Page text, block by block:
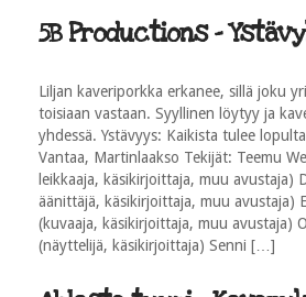
5B Productions -
Liljan kaveriporkka erkanee, sillä joku
toisiaan vastaan. Syyllinen löytyy ja
yhdessä. Ystävyys: Kaikista tulee
Vantaa, Martinlaakso Tekijät: Teemu
leikkaaja, käsikirjoittaja, muu avustaja)
äänittäjä, käsikirjoittaja, muu avustaja)
(kuvaaja, käsikirjoittaja, muu avustaja)
(näyttelijä, käsikirjoittaja) Senni […]